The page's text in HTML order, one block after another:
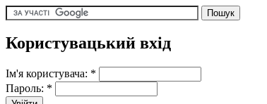
Користувацький вхід
Ім'я користувача: *
Пароль: *